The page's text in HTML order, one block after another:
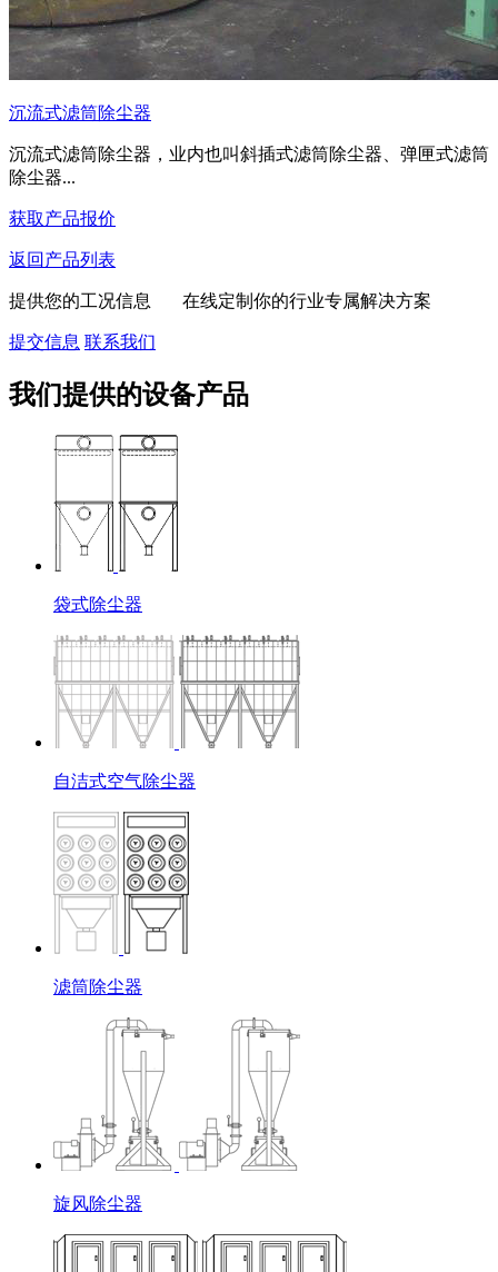
沉流式滤筒除尘器
沉流式滤筒除尘器，业内也叫斜插式滤筒除尘器、弹匣式滤筒
除尘器...
获取产品报价
返回产品列表
提供您的工况信息 在线定制你的行业专属解决方案
提交信息 联系我们
我们提供的设备产品
袋式除尘器
自洁式空气除尘器
滤筒除尘器
旋风除尘器